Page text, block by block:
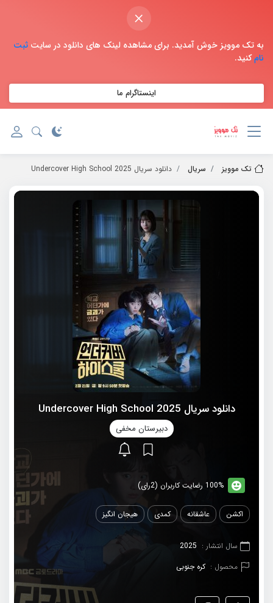
×
به تک موویز خوش آمدید. برای مشاهده لینک های دانلود در سایت ثبت
نامکنید.
اینستاگرام ما
تک موویز سریال دانلود سریال 2025 Undercover High School
دانلود سریال 2025 Undercover High School
دبیرستان مخفی
100% رضایت کاربران (2رای)
اکشن عاشقانه کمدی هیجان انگیز
سال انتشار : 2025
محصول : کره جنوبی